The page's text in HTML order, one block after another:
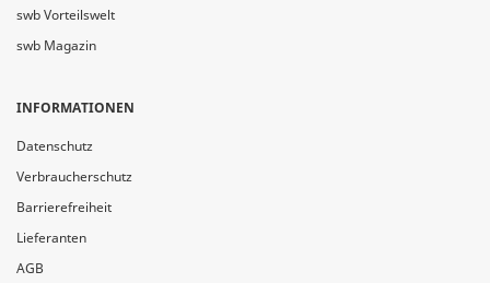
swb Vorteilswelt
swb Magazin
INFORMATIONEN
Datenschutz
Verbraucherschutz
Barrierefreiheit
Lieferanten
AGB